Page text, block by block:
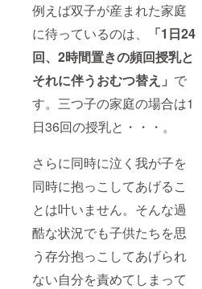
例えば双子が産まれた家庭
に待っているのは、
「1日24
回、2時間置きの頻回授乳と
それに伴うおむつ替え」 で
す。三つ子の家庭の場合は1
日36回の授乳と・・・。
さらに同時に泣く我が子を
同時に抱っこしてあげるこ
とは叶いません。そんな過
酷な状況でも子供たちを思
う存分抱っこしてあげられ
ない自分を責めてしまって